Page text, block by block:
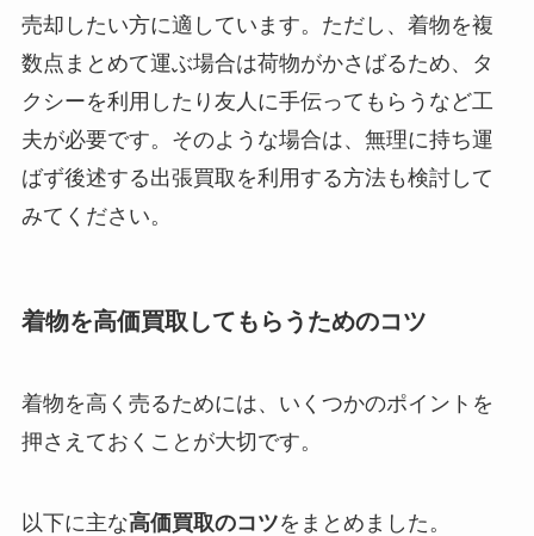
売却したい方に適しています。ただし、着物を複
数点まとめて運ぶ場合は荷物がかさばるため、タ
クシーを利用したり友人に手伝ってもらうなど工
夫が必要です。そのような場合は、無理に持ち運
ばず後述する出張買取を利用する方法も検討して
みてください。
着物を高価買取してもらうためのコツ
着物を高く売るためには、いくつかのポイントを
押さえておくことが大切です。
以下に主な高価買取のコツをまとめました。